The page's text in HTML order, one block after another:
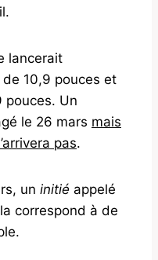
lancerait
10,9 pouces et
pouces. Un
le 26 mars mais
pas.
un initié appelé
correspond à de